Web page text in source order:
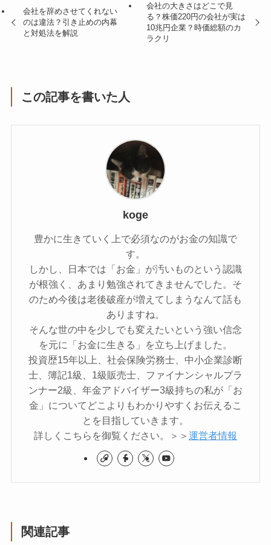
会社を辞めさせてくれない
のは違法？引き止めの内幕
と対処法を解説
会社の大きさはどこで見
る？株価220円の会社が実は
10兆円企業？時価総額のカ
ラクリ
この記事を書いた人
koge
豊かに生きていく上で必須なのがお金の知識で
す。
しかし、日本では「お金」が汚いものという認識
が根強く、あまり勉強されてきませんでした。そ
のため今後は老後破産が増えてしまうなんて話も
ありますね。
そんな世の中を少しでも変えたいという強い信念
を元に「お金に生きる」を立ち上げました。
投資歴15年以上、社会保険労務士、中小企業診断
士、簿記1級、1級販売士、ファイナンシャルプラ
ンナー2級、年金アドバイザー3級持ちの私が「お
金」についてどこよりもわかりやすくお伝えるこ
とを目指していきます。
詳しくこちらを御覧ください。＞＞ 運営者情報
関連記事